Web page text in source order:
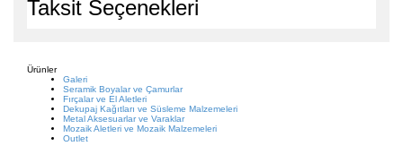
Taksit Seçenekleri
Ürünler
Galeri
Seramik Boyalar ve Çamurlar
Fırçalar ve El Aletleri
Dekupaj Kağıtları ve Süsleme Malzemeleri
Metal Aksesuarlar ve Varaklar
Mozaik Aletleri ve Mozaik Malzemeleri
Outlet